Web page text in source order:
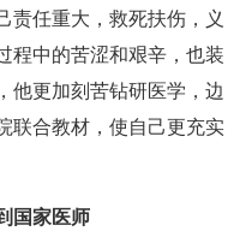
责任重大，救死扶伤，义
程中的苦涩和艰辛，也装
他更加刻苦钻研医学，边
联合教材，使自己更充实
国家医师